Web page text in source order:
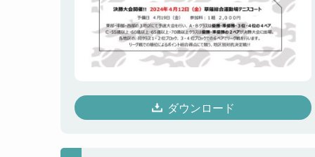
ダウンロード